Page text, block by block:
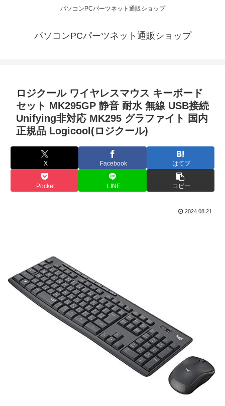
パソコンPCパーツネット通販ショップ
パソコンPCパーツネット通販ショップ
ロジクール ワイヤレスマウス キーボード
セット MK295GP 静音 耐水 無線 USB接続
Unifying非対応 MK295 グラファイト 国内
正規品 Logicool(ロジクール)
X Facebook はてブ
Pocket LINE コピー
2024.08.21